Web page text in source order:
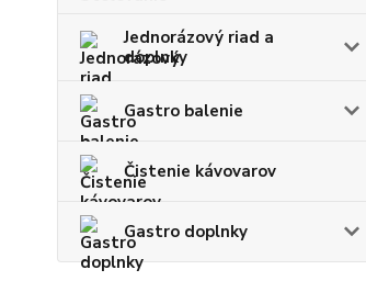
Jednorázový riad a
doplnky
Gastro balenie
Čistenie kávovarov
Gastro doplnky